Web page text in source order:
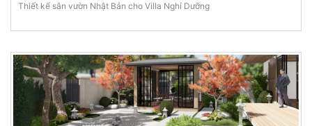
Thiết kế sân vườn Nhật Bản cho Villa Nghỉ Dưỡng